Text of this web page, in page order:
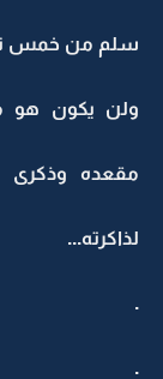
سلم من خمس
ولن يكون هو
مقعده وذكرى
لذاكرته...
.
.